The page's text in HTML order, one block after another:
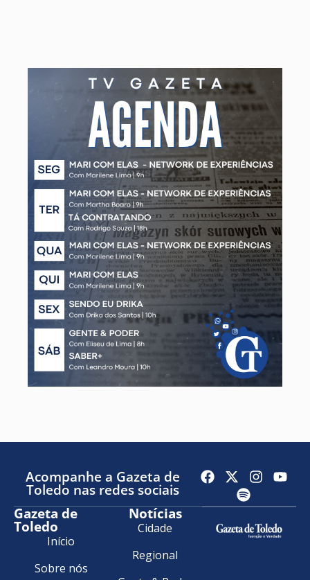
Acompanhe a Gazeta de
Toledo nas redes sociais
Gazeta de
Toledo
Início
Sobre nós
Notícias
Cidade
Regional